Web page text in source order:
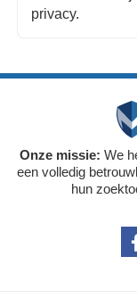
privacy.
Onze missie: We
een volledig
hun